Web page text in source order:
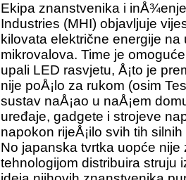
Ekipa znanstvenika i
Industries (MHI) objavljuje
kilovata električne energije
mikrovalova. Time je
upali LED rasvjetu, Å¡to je
nije poÅ¡lo za rukom (osim
sustav naÅ¡ao u naÅ¡em
uređaje, gadgete i strojeve
napokon rijeÅ¡ilo svih tih
No japanska tvrtka uopće
tehnologijom distribuira struju